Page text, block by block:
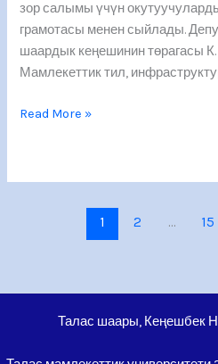
зор салымы үчүн
грамотасы менен сыйлады.
шаардык кеңешинин төрагасы
Мамлекеттик тил,
Read More »
1 2 … 15
Талас шаары, Кеңешбек